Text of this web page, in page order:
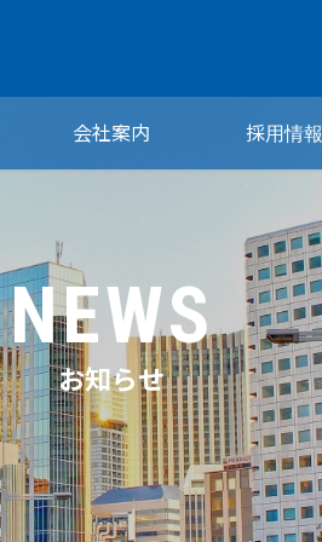
会社案内 採用情報
NEWS
お知らせ